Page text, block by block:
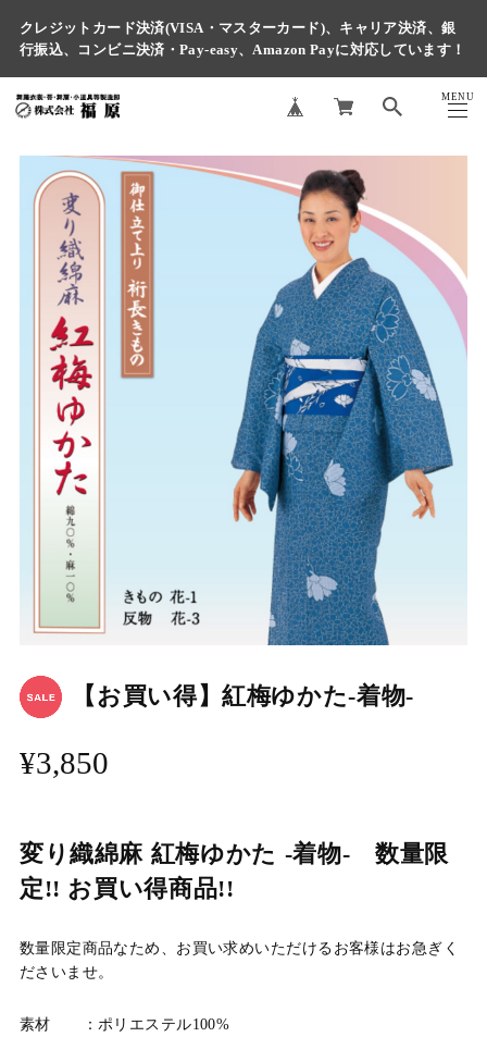
クレジットカード決済(VISA・マスターカード)、キャリア決済、銀
行振込、コンビニ決済・Pay-easy、Amazon Payに対応しています！
MENU
CLOSE
【お買い得】紅梅ゆかた-着物-
¥3,850
変り織綿麻 紅梅ゆかた -着物- 数量限
定!! お買い得商品!!
数量限定商品なため、お買い求めいただけるお客様はお急ぎく
ださいませ。
素材 ：ポリエステル100%